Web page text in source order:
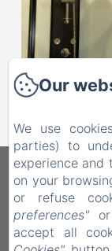
Les
3 place du
Our
We use
parties) to
experience and
on your
or refuse
preferences" or
accept all